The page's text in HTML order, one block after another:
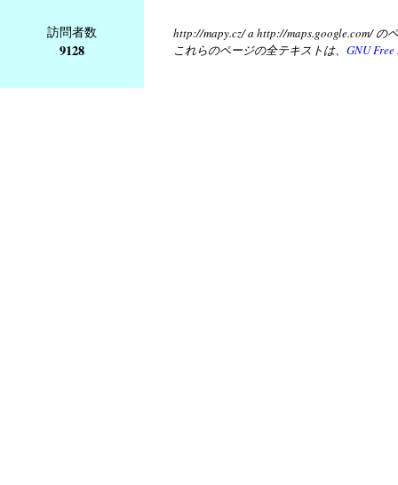
訪問者数
9128
http://mapy.cz/ a http://maps.google.com/
これらのページの全テキストは、 GNU